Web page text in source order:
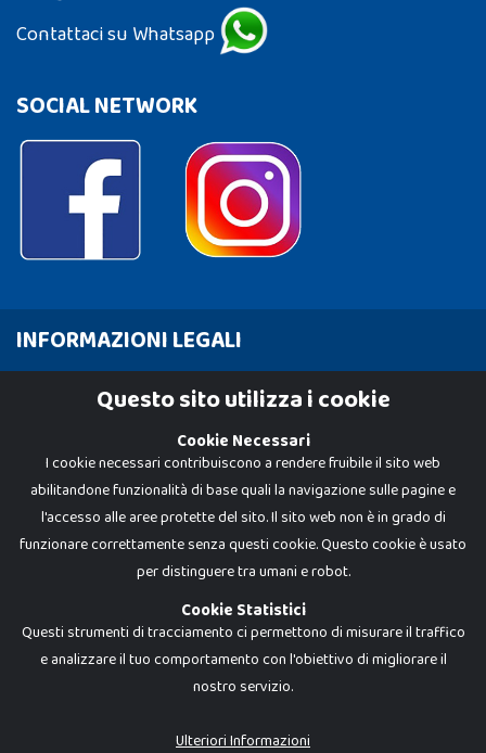
Contattaci su Whatsapp
SOCIAL NETWORK
INFORMAZIONI LEGALI
Cookie Policy
Dadi e Mattoncini è un brand di Giocabene Srl. Ogni riproduzione o utilizzo non
I prezzi e le promozioni pubblicate potrebbero differire da quanto esposto in
Questo sito utilizza i cookie
Cookie Necessari
I cookie necessari contribuiscono a rendere fruibile il sito web
abilitandone funzionalità di base quali la navigazione sulle pagine e
l'accesso alle aree protette del sito. Il sito web non è in grado di
funzionare correttamente senza questi cookie. Questo cookie è usato
per distinguere tra umani e robot.
Cookie Statistici
Questi strumenti di tracciamento ci permettono di misurare il traffico
e analizzare il tuo comportamento con l'obiettivo di migliorare il
nostro servizio.
Ulteriori Informazioni